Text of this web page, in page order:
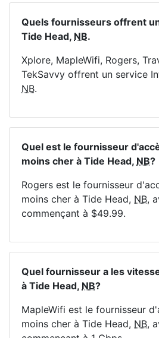
Quels fournisseurs offrent
Tide Head, NB.
Xplore, MapleWifi, Rogers,
TekSavvy offrent un service
NB.
Quel est le fournisseur
moins cher à Tide Head, NB?
Rogers est le fournisseur
moins cher à Tide Head, NB,
commençant à $49.99.
Quel fournisseur a les
à Tide Head, NB?
MapleWifi est le fournisseur
moins cher à Tide Head, NB,